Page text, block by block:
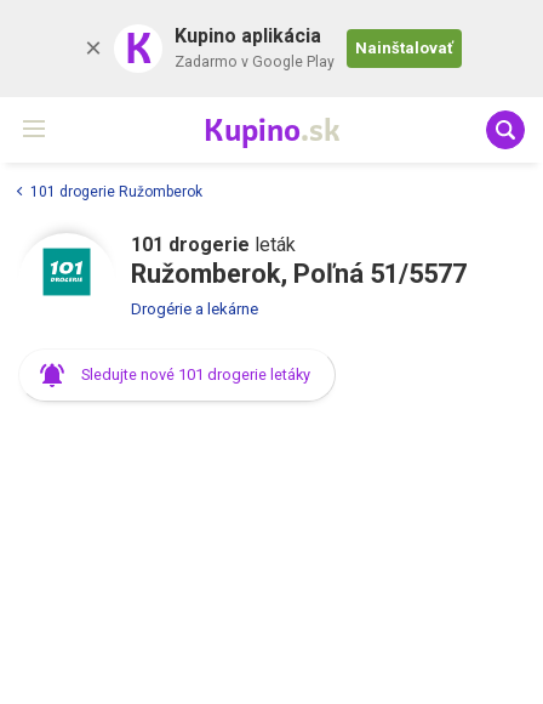
K Kupino aplikácia
Zadarmo v Google Play
Nainštalovať
Kupino.sk
101 drogerie Ružomberok
101 drogerie leták
Ružomberok, Poľná 51/5577
Drogérie a lekárne
Sledujte nové 101 drogerie letáky